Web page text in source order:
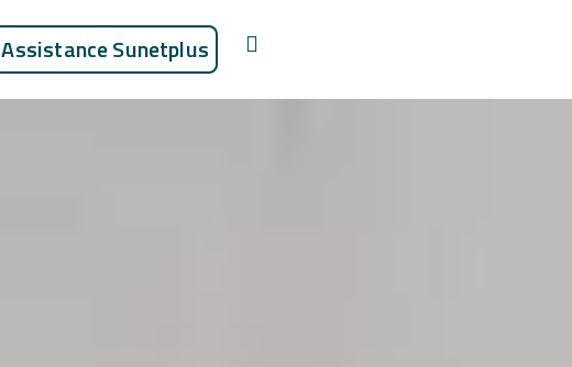
Assistance Sunetplus